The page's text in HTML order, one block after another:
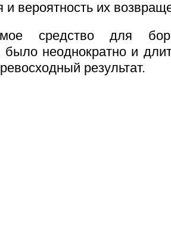
вероятность их
средство для
было неоднократно и
результат.